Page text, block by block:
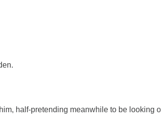
half-pretending meanwhile to be looking